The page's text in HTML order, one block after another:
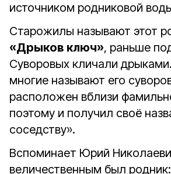
источником родниковой
Старожилы называют этот
«Дрыков ключ», раньше
Суворовых кличали
многие называют его
расположен вблизи
поэтому и получил своё
соседству».
Вспоминает Юрий
величественным был родник: